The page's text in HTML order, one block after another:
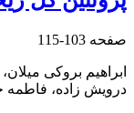
صفحه 103-115
ابراهیم بروکی
درویش زاده،